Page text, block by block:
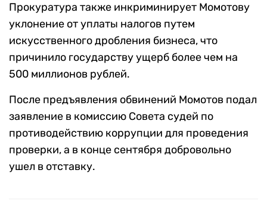
Прокуратура также инкриминирует Момотову
уклонение от уплаты налогов путем
искусственного дробления бизнеса, что
причинило государству ущерб более чем на
500 миллионов рублей.
После предъявления обвинений Момотов подал
заявление в комиссию Совета судей по
противодействию коррупции для проведения
проверки, а в конце сентября добровольно
ушел в отставку.